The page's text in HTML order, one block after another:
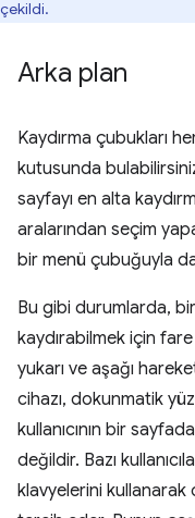
çekildi.
Arka plan
Kaydırma çubukları
kutusunda
sayfayı en alta
aralarından seçim
bir menü çubuğuyla
Bu gibi durumlarda,
kaydırabilmek için
yukarı ve aşağı
cihazı, dokunmatik
kullanıcının bir
değildir. Bazı
klavyelerini kullanarak